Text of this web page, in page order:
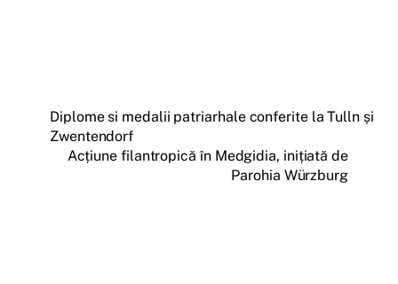
Diplome si medalii patriarhale conferite la Tulln și
Zwentendorf
Acțiune filantropică în Medgidia, inițiată de
Parohia Würzburg